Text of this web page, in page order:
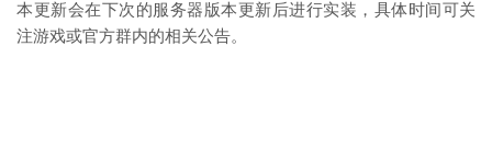
本更新会在下次的服务器版本更新后进行实装，具体时间可关
注游戏或官方群内的相关公告。